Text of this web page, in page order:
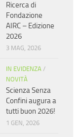
Ricerca di
Fondazione
AIRC – Edizione
2026
3 MAG, 2026
IN EVIDENZA /
NOVITÀ
Scienza Senza
Confini augura a
tutti buon 2026!
1 GEN, 2026